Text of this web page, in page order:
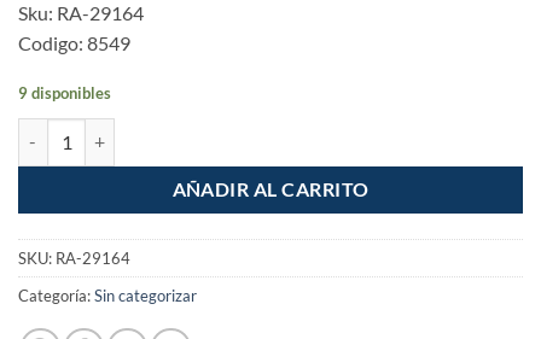
Sku: RA-29164
Codigo: 8549
9 disponibles
AÑADIR AL CARRITO
SKU: RA-29164
Categoría:Sin categorizar